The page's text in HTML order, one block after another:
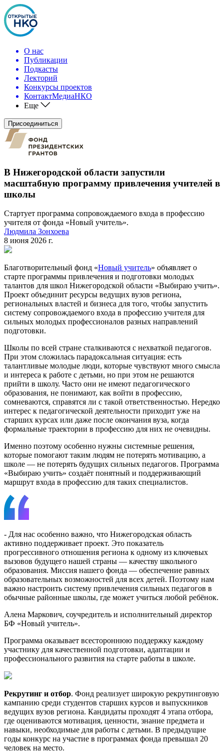
О нас
Публикации
Подкасты
Лекторий
Конкурсы проектов
КонтактМедиаНКО
Еще
Присоединиться
В Нижегородской области запустили
масштабную программу привлечения учителей в
школы
Стартует программа сопровождаемого входа в профессию
учителя от фонда «Новый учитель».
Людмила Зонхоева
8 июня 2026 г.
Благотворительный фонд «Новый учитель» объявляет о
старте программы привлечения и подготовки молодых
талантов для школ Нижегородской области «Выбираю учить».
Проект объединит ресурсы ведущих вузов региона,
региональных властей и бизнеса для того, чтобы запустить
систему сопровождаемого входа в профессию учителя для
сильных молодых профессионалов разных направлений
подготовки.
Школы по всей стране сталкиваются с нехваткой педагогов.
При этом сложилась парадоксальная ситуация: есть
талантливые молодые люди, которые чувствуют много смысла
и интереса к работе с детьми, но при этом не решаются
прийти в школу. Часто они не имеют педагогического
образования, не понимают, как войти в профессию,
сомневаются, справятся ли с такой ответственностью. Нередко
интерес к педагогической деятельности приходит уже на
старших курсах или даже после окончания вуза, когда
формальные траектории в профессию для них не очевидны.
Именно поэтому особенно нужны системные решения,
которые помогают таким людям не потерять мотивацию, а
школе — не потерять будущих сильных педагогов. Программа
«Выбираю учить» создаёт понятный и поддерживающий
маршрут входа в профессию для таких специалистов.
- Для нас особенно важно, что Нижегородская область
активно поддерживает проект. Это показатель
прогрессивного отношения региона к одному из ключевых
вызовов будущего нашей страны — качеству школьного
образования. Миссия нашего фонда — обеспечение равных
образовательных возможностей для всех детей. Поэтому нам
важно настроить систему привлечения сильных педагогов в
обычные районные школы, где может учиться любой ребёнок.
Алена Маркович, соучредитель и исполнительный директор
БФ «Новый учитель».
Программа оказывает всестороннюю поддержку каждому
участнику для качественной подготовки, адаптации и
профессионального развития на старте работы в школе.
Рекрутинг и отбор. Фонд реализует широкую рекрутинговую
кампанию среди студентов старших курсов и выпускников
ведущих вузов региона. Кандидаты проходят 4 этапа отбора,
где оцениваются мотивация, ценности, знание предмета и
навыки, необходимые для работы с детьми. В предыдущие
годы конкурс на участие в программах фонда превышал 20
человек на место.